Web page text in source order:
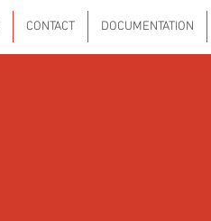
CONTACT DOCUMENTATION